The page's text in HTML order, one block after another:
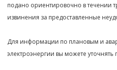
подано ориентировочно в течении
извинения за предоставленные
Для информации по плановым и
электроэнергии вы можете уточнять